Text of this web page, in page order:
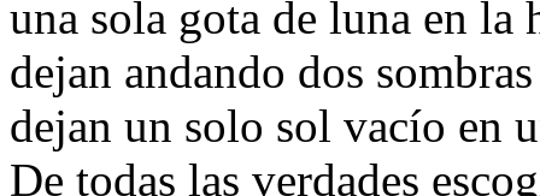
una sola gota de luna en la
dejan andando dos
dejan un solo sol vacío en
De todas las verdades